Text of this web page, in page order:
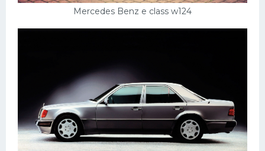
Mercedes Benz e class w124